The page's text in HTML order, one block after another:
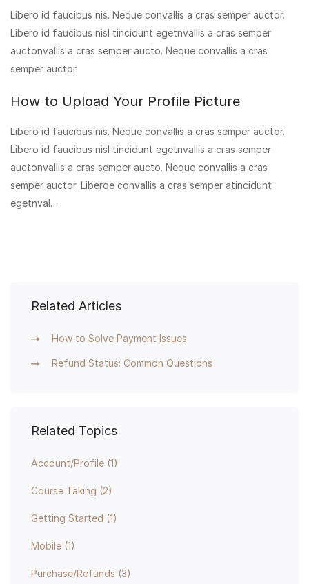
Libero id faucibus nis. Neque convallis a cras semper auctor.
Libero id faucibus nisl tincidunt egetnvallis a cras semper
auctonvallis a cras semper aucto. Neque convallis a cras
semper auctor.
How to Upload Your Profile Picture
Libero id faucibus nis. Neque convallis a cras semper auctor.
Libero id faucibus nisl tincidunt egetnvallis a cras semper
auctonvallis a cras semper aucto. Neque convallis a cras
semper auctor. Liberoe convallis a cras semper atincidunt
egetnval…
Related Articles
How to Solve Payment Issues
Refund Status: Common Questions
Related Topics
Account/Profile (1)
Course Taking (2)
Getting Started (1)
Mobile (1)
Purchase/Refunds (3)